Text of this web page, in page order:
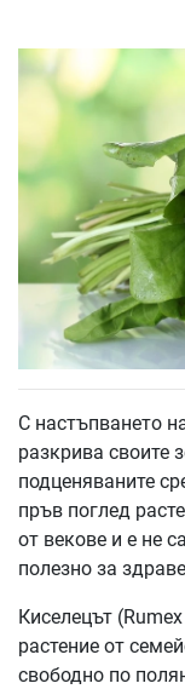
С настъпването
разкрива своите
подценяваните
пръв поглед
от векове и е не
полезно за
Киселецът
растение от
свободно по